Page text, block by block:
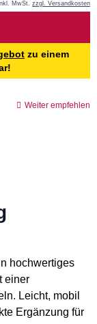
MwSt. zzgl. Versandkosten
zu einem
Weiter empfehlen
hochwertiges
einer
Leicht, mobil
Ergänzung für